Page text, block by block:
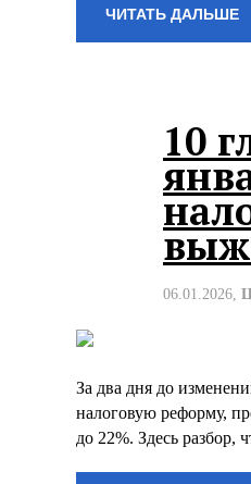
ЧИТАТЬ ДАЛЬШЕ
10
06.01.2026,
За два дня до
налоговую реформу,
до 22%. Здесь